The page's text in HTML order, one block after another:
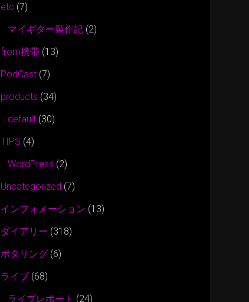
etc (7)
マイギター製作記 (2)
from携帯 (13)
PodCast (7)
products (34)
default (30)
TIPS (4)
WordPress (2)
Uncategorized (7)
インフォメーション (13)
ダイアリー (318)
ポタリング (6)
ライブ (68)
ライブレポート (24)